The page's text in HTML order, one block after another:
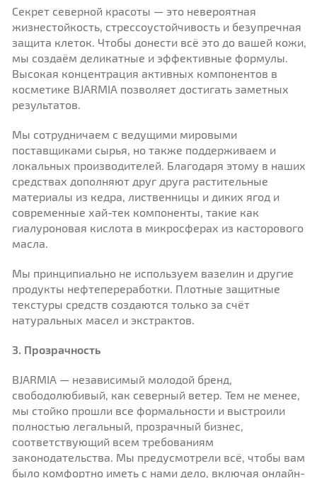
Секрет северной красоты — это невероятная
жизнестойкость, стрессоустойчивость и безупречная
защита клеток. Чтобы донести всё это до вашей кожи,
мы создаём деликатные и эффективные формулы.
Высокая концентрация активных компонентов в
косметике BJARMIA позволяет достигать заметных
результатов.
Мы сотрудничаем с ведущими мировыми
поставщиками сырья, но также поддерживаем и
локальных производителей. Благодаря этому в наших
средствах дополняют друг друга растительные
материалы из кедра, лиственницы и диких ягод и
современные хай-тек компоненты, такие как
гиалуроновая кислота в микросферах из касторового
масла.
Мы принципиально не используем вазелин и другие
продукты нефтепереработки. Плотные защитные
текстуры средств создаются только за счёт
натуральных масел и экстрактов.
3. Прозрачность
BJARMIA — независимый молодой бренд,
свободолюбивый, как северный ветер. Тем не менее,
мы стойко прошли все формальности и выстроили
полностью легальный, прозрачный бизнес,
соответствующий всем требованиям
законодательства. Мы предусмотрели всё, чтобы вам
было комфортно иметь с нами дело, включая онлайн-